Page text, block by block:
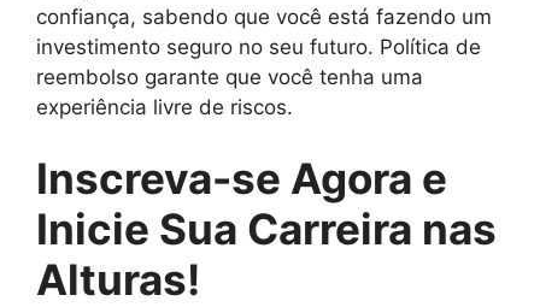
confiança, sabendo que você está fazendo um
investimento seguro no seu futuro. Política de
reembolso garante que você tenha uma
experiência livre de riscos.
Inscreva-se Agora e
Inicie Sua Carreira nas
Alturas!